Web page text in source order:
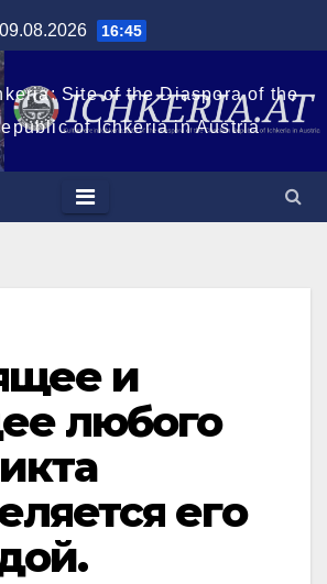
09.08.2026 16:45
Site of the Diaspora of the
of Ichkeria in Austria
и
любого
его